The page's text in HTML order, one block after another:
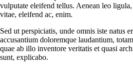
vulputate eleifend tellus. Aenean leo
vitae, eleifend ac, enim.
Sed ut perspiciatis, unde omnis iste natus
accusantium doloremque laudantium,
quae ab illo inventore veritatis et quasi
sunt, explicabo.